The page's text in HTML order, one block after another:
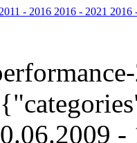
2011 - 2016 2016 - 2021 2016